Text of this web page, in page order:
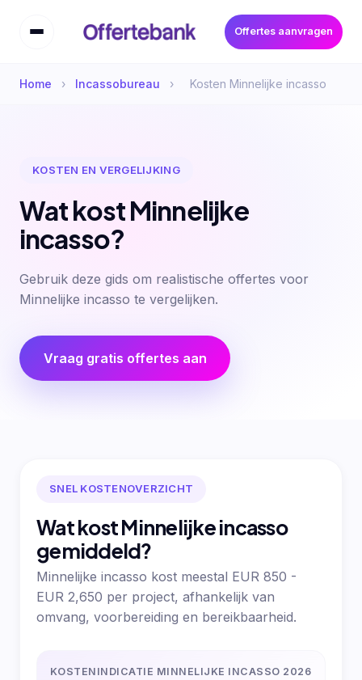
Offertes aanvragen
Home › Incassobureau › Kosten Minnelijke incasso
KOSTEN EN VERGELIJKING
Wat kost Minnelijke
incasso?
Gebruik deze gids om realistische offertes voor
Minnelijke incasso te vergelijken.
Vraag gratis offertes aan
SNEL KOSTENOVERZICHT
Wat kost Minnelijke incasso
gemiddeld?
Minnelijke incasso kost meestal EUR 850 -
EUR 2,650 per project, afhankelijk van
omvang, voorbereiding en bereikbaarheid.
KOSTENINDICATIE MINNELIJKE INCASSO 2026